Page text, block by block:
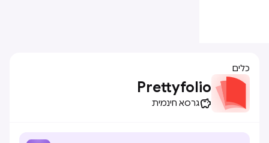
כלים
Prettyfolio
גרסא חינמית